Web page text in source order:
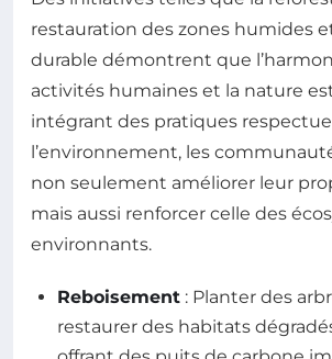
restauration des zones humides
durable démontrent que
activités humaines et la nature
intégrant des pratiques
l’environnement, les
non seulement améliorer leur
mais aussi renforcer celle des
environnants.
Reboisement : Planter des
restaurer des habitats